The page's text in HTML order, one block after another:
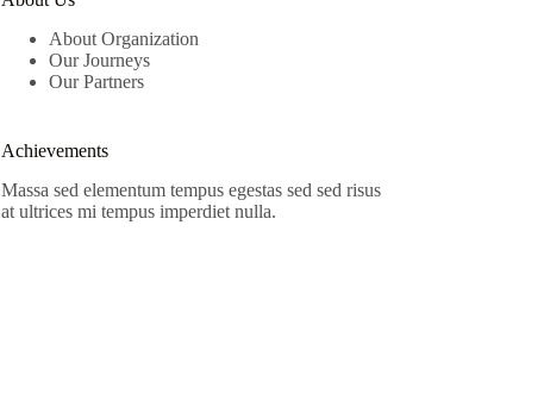
About Organization
Our Journeys
Our Partners
Achievements
Massa sed elementum tempus egestas sed sed risus
at ultrices mi tempus imperdiet nulla.